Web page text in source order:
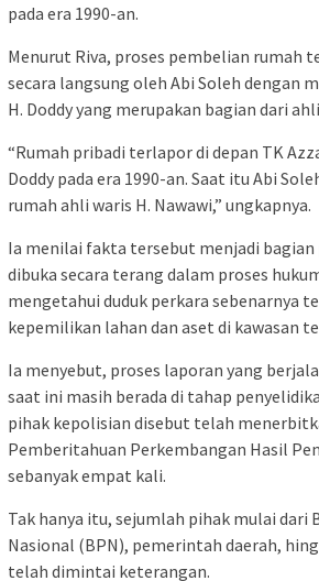
pada era 1990-an.
Menurut Riva, proses pembelian rumah
secara langsung oleh Abi Soleh dengan
H. Doddy yang merupakan bagian dari
“Rumah pribadi terlapor di depan TK
Doddy pada era 1990-an. Saat itu Abi
rumah ahli waris H. Nawawi,” ungkapnya.
Ia menilai fakta tersebut menjadi bagian
dibuka secara terang dalam proses
mengetahui duduk perkara sebenarnya
kepemilikan lahan dan aset di kawasan
Ia menyebut, proses laporan yang
saat ini masih berada di tahap
pihak kepolisian disebut telah
Pemberitahuan Perkembangan Hasil
sebanyak empat kali.
Tak hanya itu, sejumlah pihak mulai dari
Nasional (BPN), pemerintah daerah,
telah dimintai keterangan.